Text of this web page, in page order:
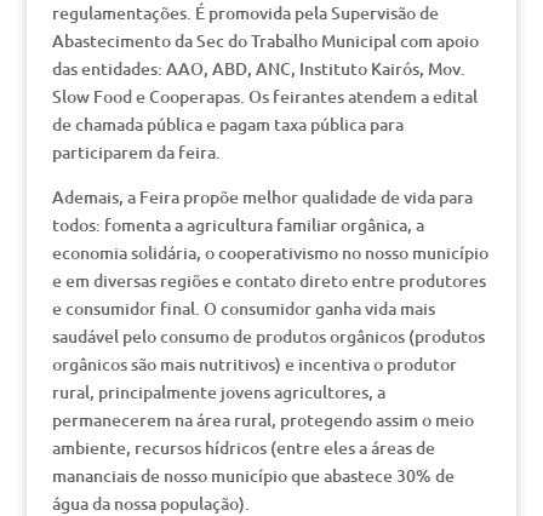
regulamentações. É promovida pela Supervisão de
Abastecimento da Sec do Trabalho Municipal com apoio
das entidades: AAO, ABD, ANC, Instituto Kairós, Mov.
Slow Food e Cooperapas. Os feirantes atendem a edital
de chamada pública e pagam taxa pública para
participarem da feira.
Ademais, a Feira propõe melhor qualidade de vida para
todos: fomenta a agricultura familiar orgânica, a
economia solidária, o cooperativismo no nosso município
e em diversas regiões e contato direto entre produtores
e consumidor final. O consumidor ganha vida mais
saudável pelo consumo de produtos orgânicos (produtos
orgânicos são mais nutritivos) e incentiva o produtor
rural, principalmente jovens agricultores, a
permanecerem na área rural, protegendo assim o meio
ambiente, recursos hídricos (entre eles a áreas de
mananciais de nosso município que abastece 30% de
água da nossa população).